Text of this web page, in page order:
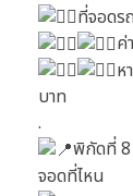
ที่จอดร
ค่
ห
บาท
.
พิกัดที่ 8
จอดที่ไหน